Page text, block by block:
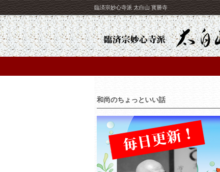
臨済宗妙心寺派 太白山 寳勝寺
和尚のちょっといい話